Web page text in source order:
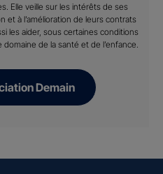
Elle veille sur les intérêts de ses
et à l’amélioration de leurs contrats
les aider, sous certaines conditions
de la santé et de l’enfance.
Demain